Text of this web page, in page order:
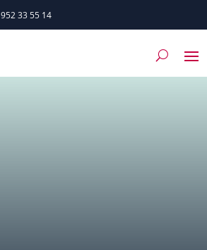
952 33 55 14